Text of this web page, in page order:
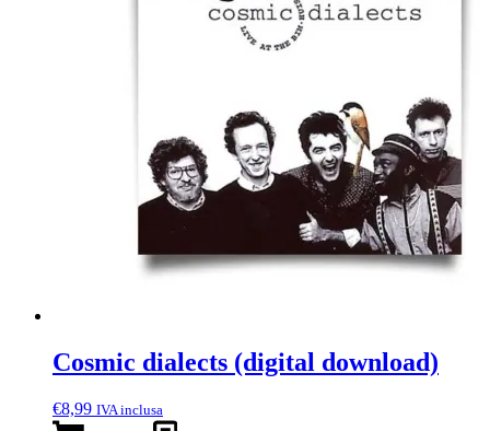
Cosmic dialects (digital download)
€8,99 IVA inclusa